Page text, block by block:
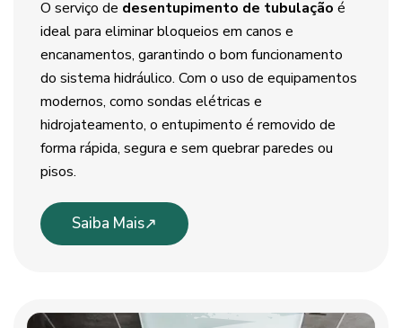
O serviço de desentupimento de tubulação é
ideal para eliminar bloqueios em canos e
encanamentos, garantindo o bom funcionamento
do sistema hidráulico. Com o uso de equipamentos
modernos, como sondas elétricas e
hidrojateamento, o entupimento é removido de
forma rápida, segura e sem quebrar paredes ou
pisos.
Saiba Mais